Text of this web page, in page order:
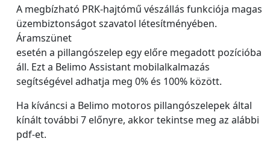
A megbízható PRK-hajtómű vészállás funkciója magas
üzembiztonságot szavatol létesítményében.
Áramszünet
esetén a pillangószelep egy előre megadott pozícióba
áll. Ezt a Belimo Assistant mobilalkalmazás
segítségével adhatja meg 0% és 100% között.
Ha kíváncsi a Belimo motoros pillangószelepek által
kínált további 7 előnyre, akkor tekintse meg az alábbi
pdf-et.